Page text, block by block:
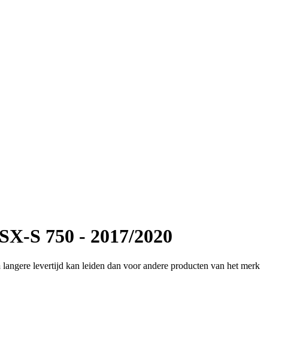
S 750 - 2017/2020
levertijd kan leiden dan voor andere producten van het merk